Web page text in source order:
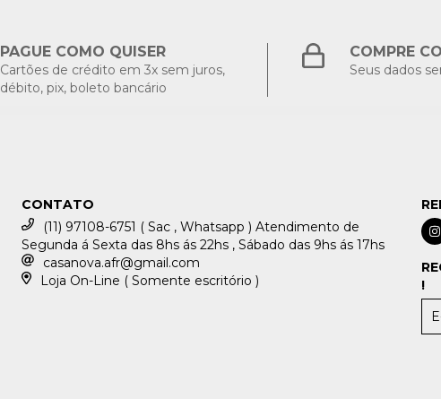
PAGUE COMO QUISER
Cartões de crédito em 3x sem juros,
débito, pix, boleto bancário
COMPRE
Seus dados
CONTATO
(11) 97108-6751 ( Sac , Whatsapp ) Atendimento de
Segunda á Sexta das 8hs ás 22hs , Sábado das 9hs ás 17hs
casanova.afr@gmail.com
Loja On-Line ( Somente escritório )
!